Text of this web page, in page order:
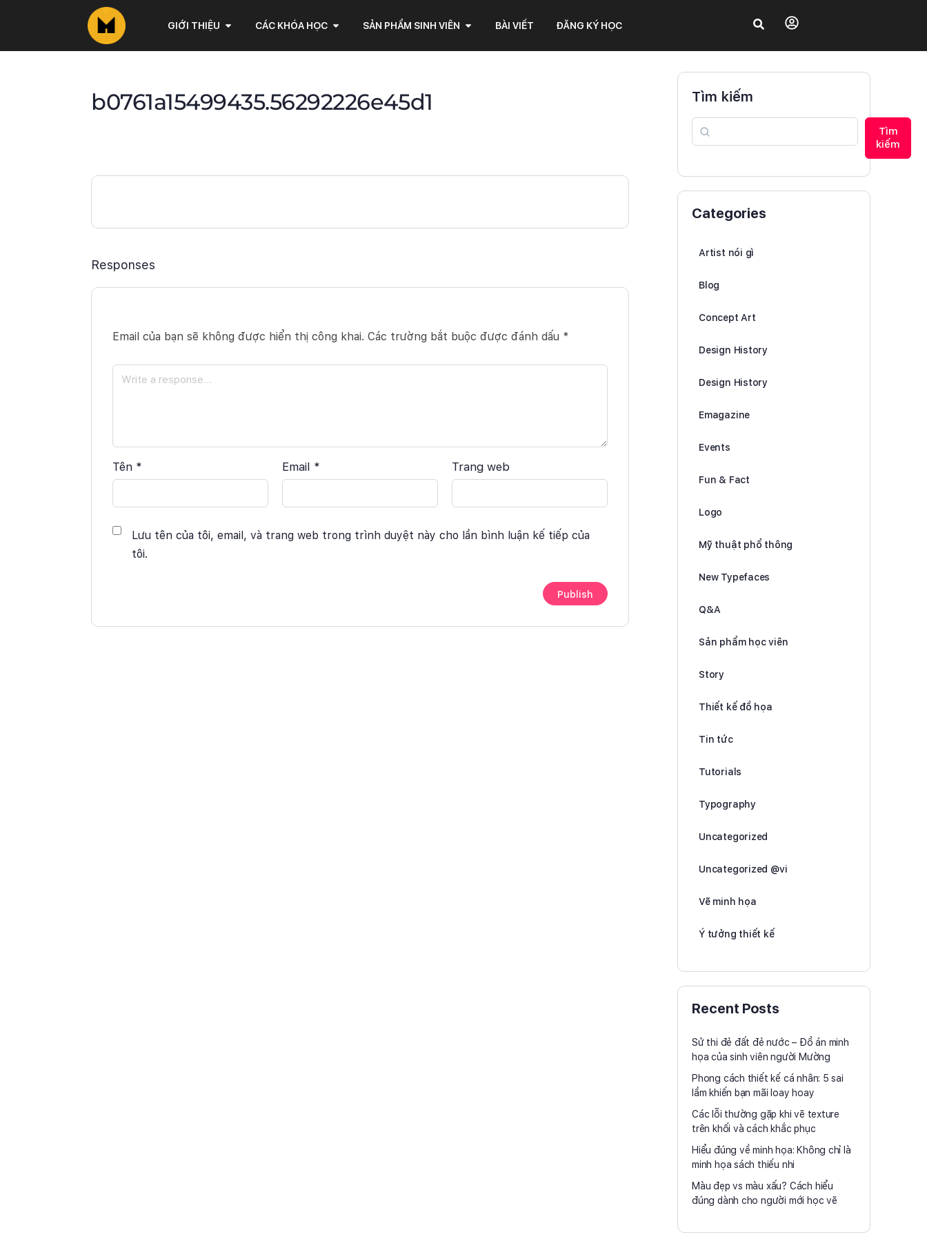
GIỚI THIỆU CÁC KHÓA HỌC SẢN PHẨM SINH VIÊN BÀI VIẾT ĐĂNG KÝ HỌC
b0761a15499435.56292226e45d1
Responses
Email của bạn sẽ không được hiển thị công khai. Các trường bắt buộc được đánh dấu *
Tên * Email * Trang web
Lưu tên của tôi, email, và trang web trong trình duyệt này cho lần bình luận kế tiếp của
tôi.
Tìm kiếm
Tìm
kiếm
Categories
Artist nói gì
Blog
Concept Art
Design History
Design History
Emagazine
Events
Fun & Fact
Logo
Mỹ thuật phổ thông
New Typefaces
Q&A
Sản phẩm học viên
Story
Thiết kế đồ họa
Tin tức
Tutorials
Typography
Uncategorized
Uncategorized @vi
Vẽ minh họa
Ý tưởng thiết kế
Recent Posts
Sử thi đẻ đất đẻ nước – Đồ án minh
họa của sinh viên người Mường
Phong cách thiết kế cá nhân: 5 sai
lầm khiến bạn mãi loay hoay
Các lỗi thường gặp khi vẽ texture
trên khối và cách khắc phục
Hiểu đúng về minh họa: Không chỉ là
minh họa sách thiếu nhi
Màu đẹp vs màu xấu? Cách hiểu
đúng dành cho người mới học vẽ